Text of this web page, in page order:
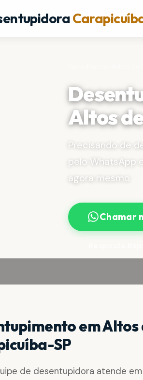
Altos
Precisando de
pelo WhatsApp
agora mesmo.
Chamar
em Altos
SP
de desentupidora atende